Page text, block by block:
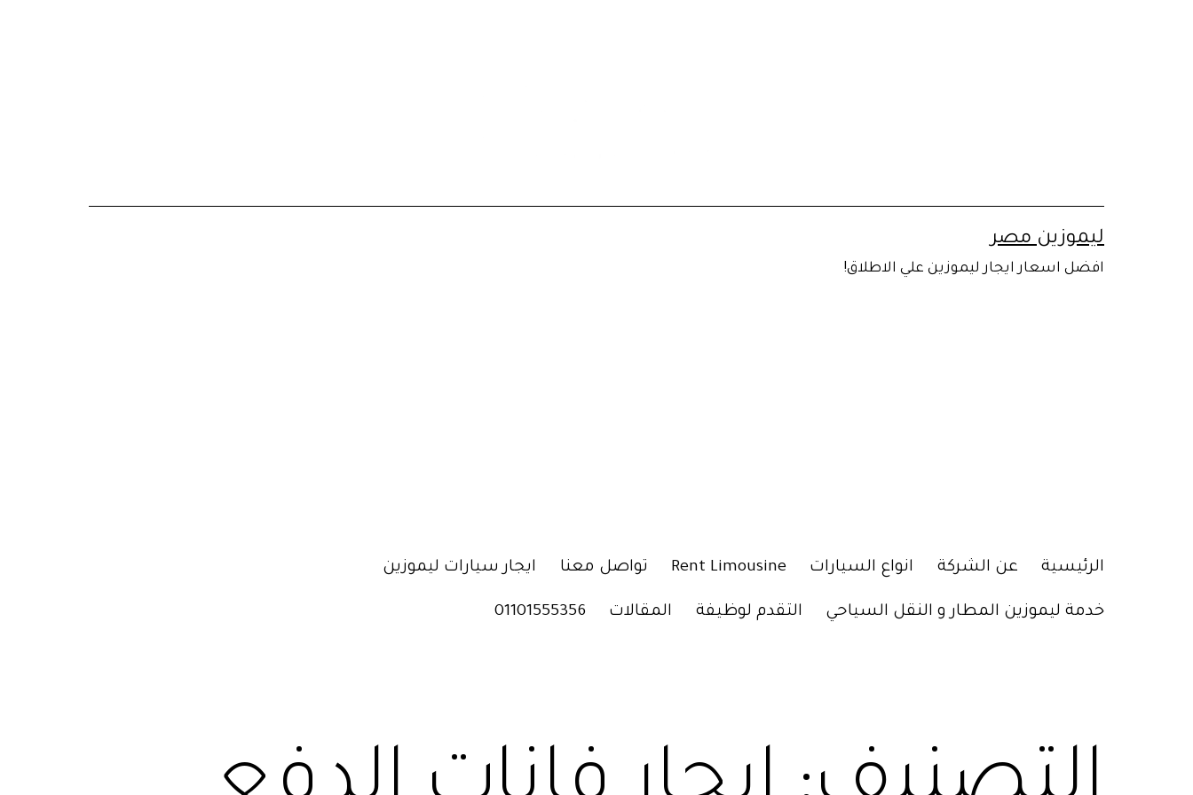
ليموزين مصر
افضل اسعار ايجار ليموزين علي الاطلاق!
الرئيسية عن الشركة انواع السيارات Rent Limousine تواصل معنا ايجار سيارات ليموزين
خدمة ليموزين المطار و النقل السياحي التقدم لوظيفة المقالات 01101555356